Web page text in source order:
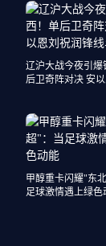
辽沪大战今夜引爆
后卫奇阵对决 安
甲醇重卡闪耀"东
足球激情遇上绿色